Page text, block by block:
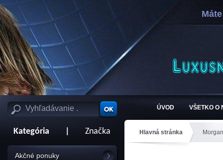
ÚVOD VŠETKO O
Kategória Značka
Akčné ponuky
Hlavná stránka